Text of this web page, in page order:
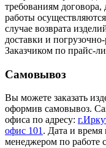
требованиям договора,
работы
случае возврата
доставки и
Заказчиком по прайс-
Самовывоз
Вы можете заказать
оформив самовывоз.
офиса по адресу:
офис 101 . Дата и время
менеджером по работе